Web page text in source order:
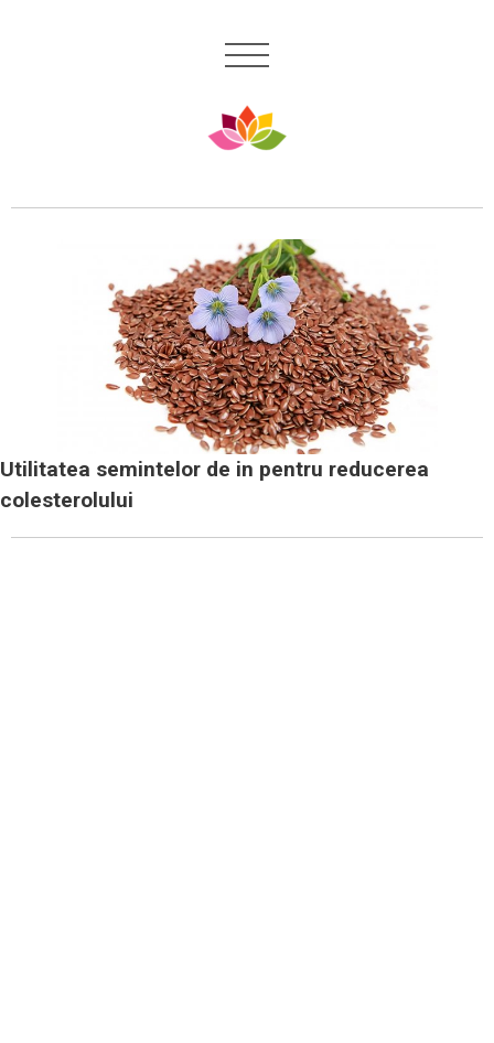
Utilitatea semintelor de in pentru reducerea
colesterolului